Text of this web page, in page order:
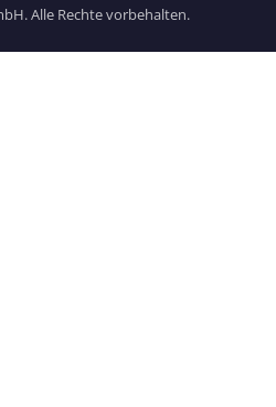
Alle Rechte vorbehalten.